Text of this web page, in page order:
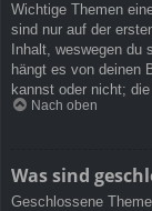
Wichtige Themen
sind nur auf der
Inhalt, weswegen
hängt es von deinen
kannst oder nicht;
Nach oben
Was sind
Geschlossene